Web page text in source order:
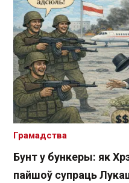
Бунт у бункеры: як
пайшоў супраць
Грамадства